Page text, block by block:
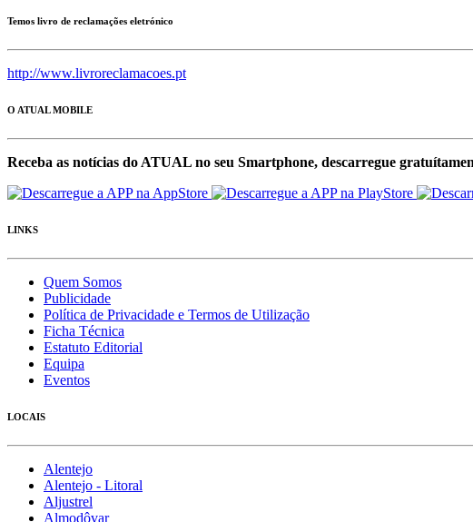
Temos livro de reclamações eletrónico
http://www.livroreclamacoes.pt
O ATUAL MOBILE
Receba as notícias do ATUAL no seu Smartphone, descarregue
LINKS
Quem Somos
Publicidade
Política de Privacidade e Termos de Utilização
Ficha Técnica
Estatuto Editorial
Equipa
Eventos
LOCAIS
Alentejo
Alentejo - Litoral
Aljustrel
Almodôvar